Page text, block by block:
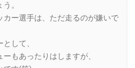
。
カー選手は、ただ走るのが嫌いで
して、
もあったりはしますが、